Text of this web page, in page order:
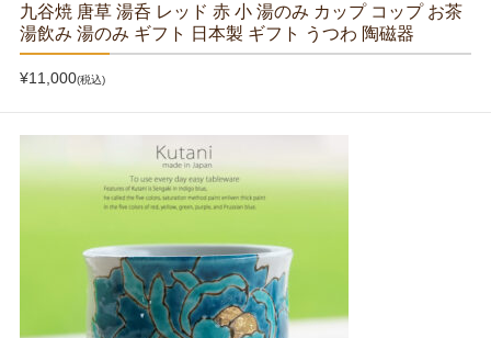
九谷焼 唐草 湯呑 レッド 赤 小 湯のみ カップ コップ お茶
湯飲み 湯のみ ギフト 日本製 ギフト うつわ 陶磁器
¥11,000(税込)